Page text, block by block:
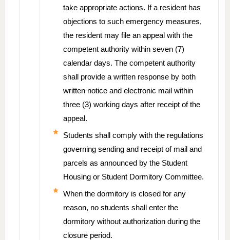
take appropriate actions. If a resident has
objections to such emergency measures,
the resident may file an appeal with the
competent authority within seven (7)
calendar days. The competent authority
shall provide a written response by both
written notice and electronic mail within
three (3) working days after receipt of the
appeal.
Students shall comply with the regulations
governing sending and receipt of mail and
parcels as announced by the Student
Housing or Student Dormitory Committee.
When the dormitory is closed for any
reason, no students shall enter the
dormitory without authorization during the
closure period.